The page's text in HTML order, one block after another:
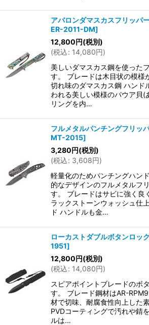
アバロンダマスカスフリッパ
ER-2011-DM]
12,800円(税別)
(税込: 14,080円)
美しいダマスカス鋼を使った
す。 ブレードは木目状の模様
切れ味のダマスカス鋼 ハンド
われる美しい模様のパウア貝(
リングを内…
フルメタルパンチングフリッ
MT-2015]
3,280円(税別)
(税込: 3,608円)
軽量化のためパンチングハン
的なデザインのフルメタルフ
す。 ブレードはサビに強く良
ラックストーンウォッシュ仕
ド ハンドルも金…
ローカストダブルボタンロッ
1951]
12,800円(税別)
(税込: 14,080円)
スピアポイントブレードのボ
す。 ブレード鋼材はAR-
材で切味、耐腐食性向上した
PVDコーティングで汚れや錆
ルは…